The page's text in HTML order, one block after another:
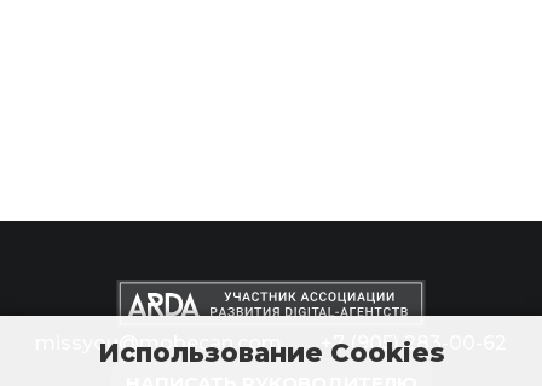
missyou@mobecan.com
+7 (905) 283-00-62
Использование Cookies